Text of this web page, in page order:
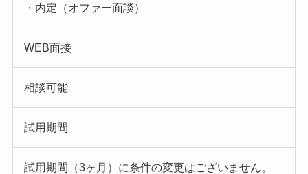
・内定（オファー面談）
WEB面接
相談可能
試用期間
試用期間（3ヶ月）に条件の変更はございません。